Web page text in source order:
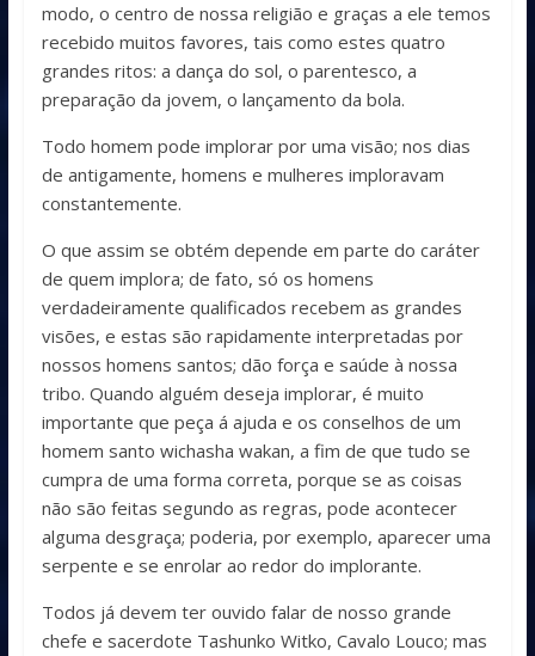
modo, o centro de nossa religião e graças a ele temos
recebido muitos favores, tais como estes quatro
grandes ritos: a dança do sol, o parentesco, a
preparação da jovem, o lançamento da bola.
Todo homem pode implorar por uma visão; nos dias
de antigamente, homens e mulheres imploravam
constantemente.
O que assim se obtém depende em parte do caráter
de quem implora; de fato, só os homens
verdadeiramente qualificados recebem as grandes
visões, e estas são rapidamente interpretadas por
nossos homens santos; dão força e saúde à nossa
tribo. Quando alguém deseja implorar, é muito
importante que peça á ajuda e os conselhos de um
homem santo wichasha wakan, a fim de que tudo se
cumpra de uma forma correta, porque se as coisas
não são feitas segundo as regras, pode acontecer
alguma desgraça; poderia, por exemplo, aparecer uma
serpente e se enrolar ao redor do implorante.
Todos já devem ter ouvido falar de nosso grande
chefe e sacerdote Tashunko Witko, Cavalo Louco; mas